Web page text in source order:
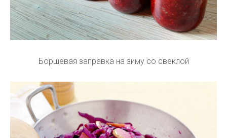
Борщевая заправка на зиму со свеклой